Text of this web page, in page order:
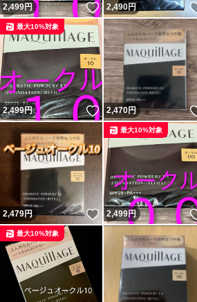
2,499円 いいね！
2,490円
2,499円 いいね！
最大10%対象
2,470円
2,479円 いいね！
2,499円
最大10%対象
最大10%対象